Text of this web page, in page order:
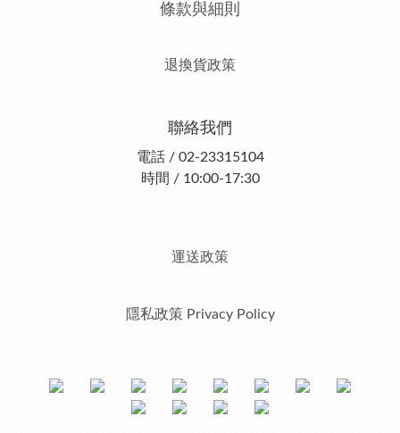
條款與細則
退換貨政策
聯絡我們
電話 / 02-23315104
時間 / 10:00-17:30
運送政策
隱私政策 Privacy Policy